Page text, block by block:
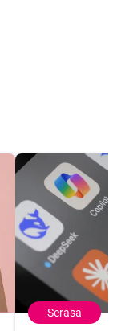
Serasa